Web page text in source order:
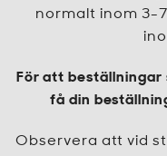
normalt inom 3-
För att beställningar
få din
Observera att vid